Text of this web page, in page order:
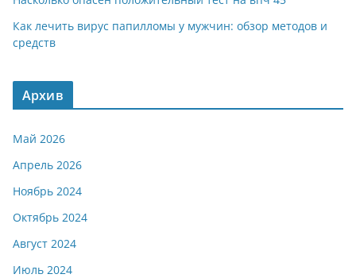
Как лечить вирус папилломы у мужчин: обзор методов и
средств
Архив
Май 2026
Апрель 2026
Ноябрь 2024
Октябрь 2024
Август 2024
Июль 2024